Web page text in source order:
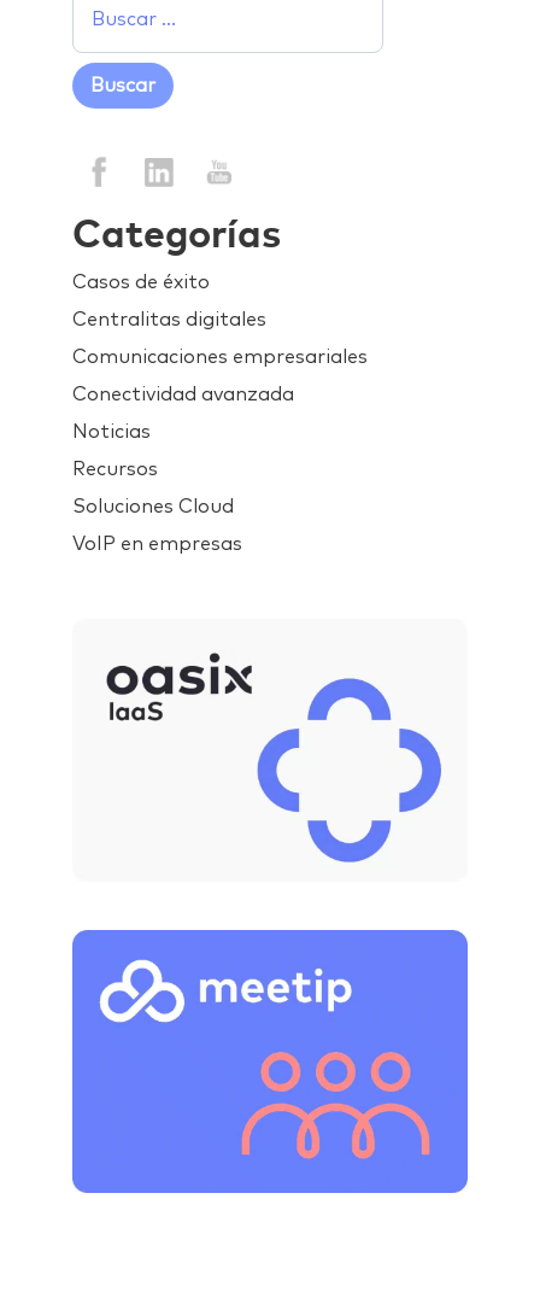
Categorías
Casos de éxito
Centralitas digitales
Comunicaciones empresariales
Conectividad avanzada
Noticias
Recursos
Soluciones Cloud
VoIP en empresas